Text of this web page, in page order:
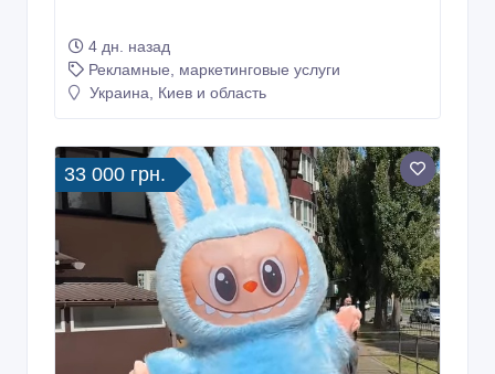
4 дн. назад
Рекламные, маркетинговые услуги
Украина, Киев и область
33 000 грн.